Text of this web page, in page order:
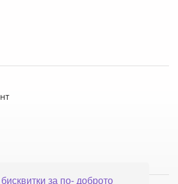
за по- доброто